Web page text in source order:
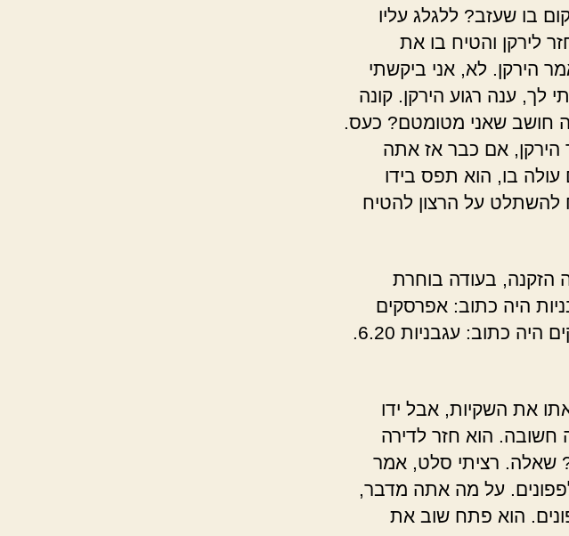
בו שעזב? ללגלג עליו
לירקן והטיח בו את
הירקן. לא, אני ביקשתי
לך, ענה רגוע הירקן. קונה
חושב שאני מטומטם? כעס.
אם כבר אז אתה
בו, הוא תפס בידו
להשתלט על הרצון להטיח
הזקנה, בעודה בוחרת
היה כתוב: אפרסקים
5.99. לעומת זאת, מעל ארגז האפרסקים היה כתוב: עגבניות 6.20.
את השקיות, אבל ידו
חשובה. הוא חזר לדירה
שאלה. רציתי סלט, אמר
על מה אתה מדבר,
הוא פתח שוב את